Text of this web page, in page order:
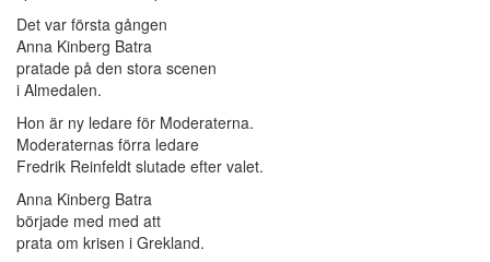
Det var första gången
Anna Kinberg Batra
pratade på den stora scenen
i Almedalen.
Hon är ny ledare för Moderaterna.
Moderaternas förra ledare
Fredrik Reinfeldt slutade efter valet.
Anna Kinberg Batra
började med med att
prata om krisen i Grekland.